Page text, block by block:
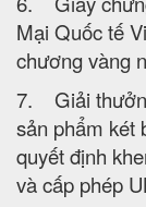
Mại Quốc tế
chương vàng
7. Giải
sản phẩm két
quyết định
và cấp phép